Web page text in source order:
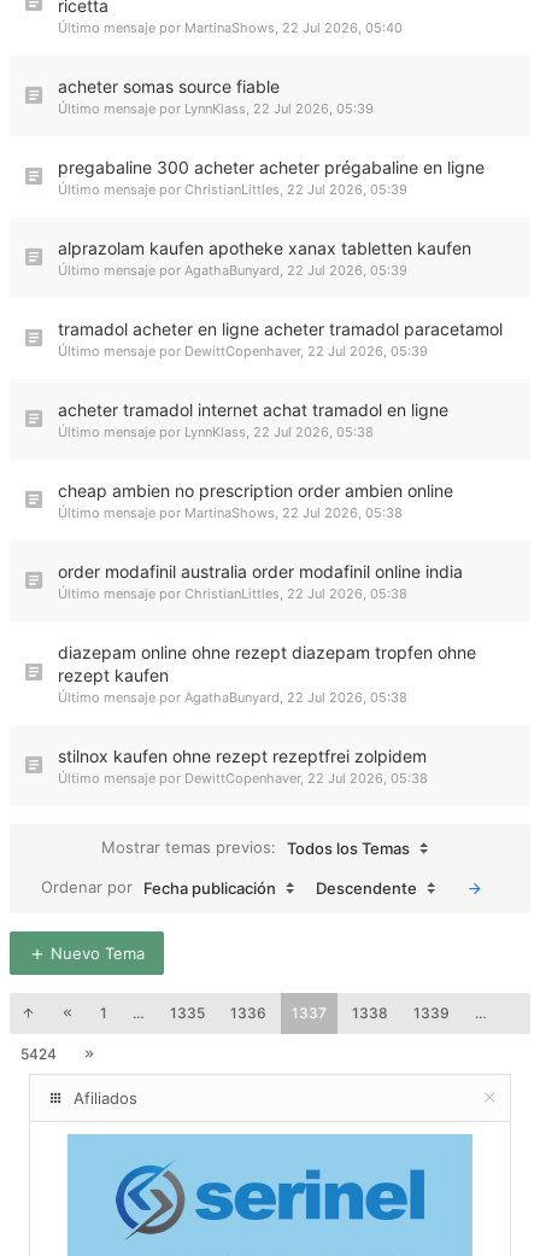
ricetta
Último mensaje por MartinaShows, 22 Jul 2026, 05:40
acheter somas source fiable
Último mensaje por LynnKlass, 22 Jul 2026, 05:39
pregabaline 300 acheter acheter prégabaline en ligne
Último mensaje por ChristianLittles, 22 Jul 2026, 05:39
alprazolam kaufen apotheke xanax tabletten kaufen
Último mensaje por AgathaBunyard, 22 Jul 2026, 05:39
tramadol acheter en ligne acheter tramadol paracetamol
Último mensaje por DewittCopenhaver, 22 Jul 2026, 05:39
acheter tramadol internet achat tramadol en ligne
Último mensaje por LynnKlass, 22 Jul 2026, 05:38
cheap ambien no prescription order ambien online
Último mensaje por MartinaShows, 22 Jul 2026, 05:38
order modafinil australia order modafinil online india
Último mensaje por ChristianLittles, 22 Jul 2026, 05:38
diazepam online ohne rezept diazepam tropfen ohne
rezept kaufen
Último mensaje por AgathaBunyard, 22 Jul 2026, 05:38
stilnox kaufen ohne rezept rezeptfrei zolpidem
Último mensaje por DewittCopenhaver, 22 Jul 2026, 05:38
Mostrar temas previos:
Todos los Temas
Ordenar por
Fecha publicación Descendente
Nuevo Tema
1 … 1335 1336 1337 1338 1339 …
5424
Afiliados